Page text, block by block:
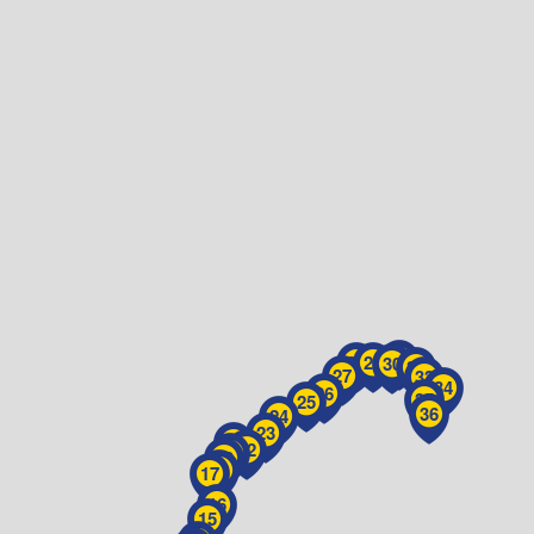
15
16
1718
19
20
2122
23
24
2526
2728293031323334
35
36